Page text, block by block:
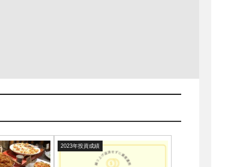
2023年投資成績